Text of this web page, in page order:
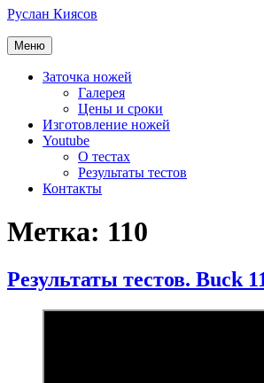
Руслан Киясов
Меню
Заточка ножей
Галерея
Цены и сроки
Изготовление ножей
Youtube
О тестах
Результаты тестов
Контакты
Метка: 110
Результаты тестов. Buck